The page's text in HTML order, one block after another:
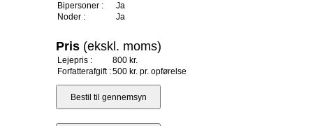
Bipersoner :
Ja
Noder :
Ja
Pris (ekskl. moms)
Lejepris :
800 kr.
Forfatterafgift :500 kr. pr. opførelse